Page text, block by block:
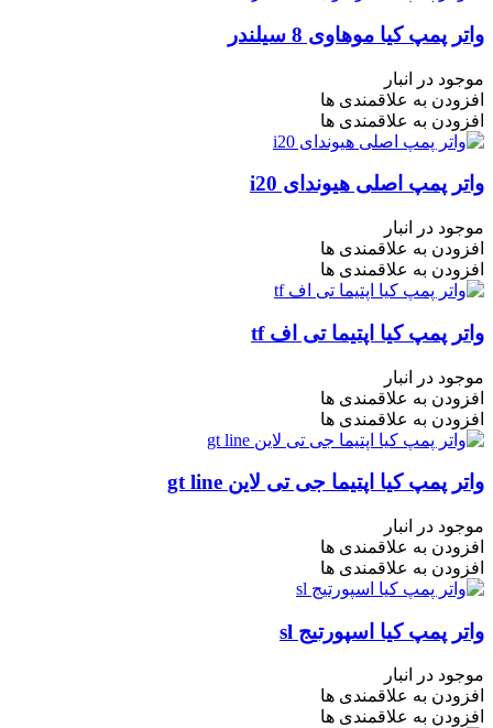
واتر پمپ کیا موهاوی 8 سیلندر
موجود در انبار
افزودن به علاقمندی ها
افزودن به علاقمندی ها
واتر پمپ اصلی هیوندای i20
موجود در انبار
افزودن به علاقمندی ها
افزودن به علاقمندی ها
واتر پمپ کیا اپتیما تی اف tf
موجود در انبار
افزودن به علاقمندی ها
افزودن به علاقمندی ها
واتر پمپ کیا اپتیما جی تی لاین gt line
موجود در انبار
افزودن به علاقمندی ها
افزودن به علاقمندی ها
واتر پمپ کیا اسپورتیج sl
موجود در انبار
افزودن به علاقمندی ها
افزودن به علاقمندی ها